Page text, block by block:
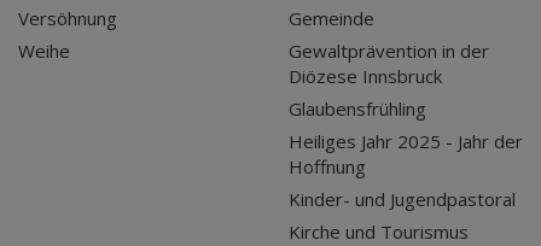
Versöhnung
Weihe
Gemeinde
Gewaltprävention in der
Diözese Innsbruck
Glaubensfrühling
Heiliges Jahr 2025 - Jahr der
Hoffnung
Kinder- und Jugendpastoral
Kirche und Tourismus